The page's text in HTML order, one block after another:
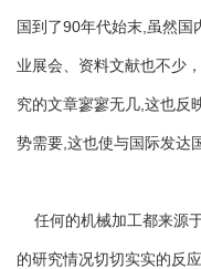
国到了90年代始末,虽然
业展会、资料文献也不少
究的文章寥寥无几,这也反
势需要,这也使与国际发达
任何的机械加工都来源
的研究情况切切实实的反